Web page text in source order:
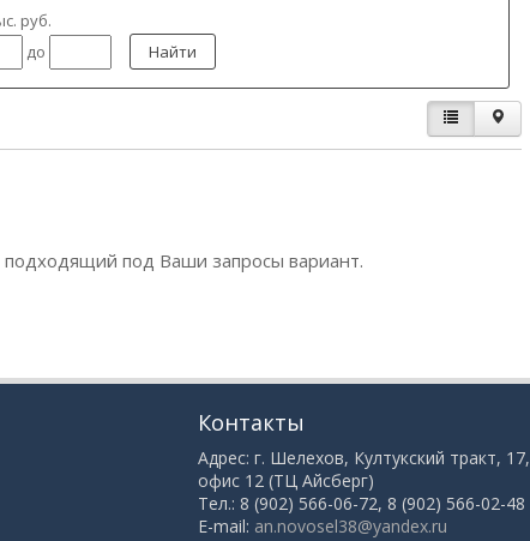
руб.
до
под Ваши запросы вариант.
Контакты
Адрес: г. Шелехов, Култукский тракт, 17,
офис 12 (ТЦ Айсберг)
Тел.: 8 (902) 566-06-72, 8 (902) 566-02-48
E-mail: an.novosel38@yandex.ru